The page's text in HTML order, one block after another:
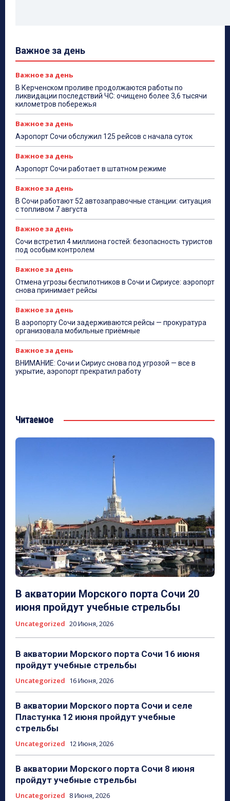
Важное за день
Важное за день
В Керченском проливе продолжаются работы по
ликвидации последствий ЧС: очищено более 3,6 тысячи
километров побережья
Важное за день
Аэропорт Сочи обслужил 125 рейсов с начала суток
Важное за день
Аэропорт Сочи работает в штатном режиме
Важное за день
В Сочи работают 52 автозаправочные станции: ситуация
с топливом 7 августа
Важное за день
Сочи встретил 4 миллиона гостей: безопасность туристов
под особым контролем
Важное за день
Отмена угрозы беспилотников в Сочи и Сириусе: аэропорт
снова принимает рейсы
Важное за день
В аэропорту Сочи задерживаются рейсы — прокуратура
организовала мобильные приёмные
Важное за день
ВНИМАНИЕ: Сочи и Сириус снова под угрозой — все в
укрытие, аэропорт прекратил работу
Читаемое
В акватории Морского порта Сочи 20
июня пройдут учебные стрельбы
Uncategorized 20 Июня, 2026
В акватории Морского порта Сочи 16 июня
пройдут учебные стрельбы
Uncategorized 16 Июня, 2026
В акватории Морского порта Сочи и селе
Пластунка 12 июня пройдут учебные
стрельбы
Uncategorized 12 Июня, 2026
В акватории Морского порта Сочи 8 июня
пройдут учебные стрельбы
Uncategorized 8 Июня, 2026